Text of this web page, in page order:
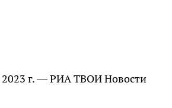
г. — РИА ТВОИ Новости